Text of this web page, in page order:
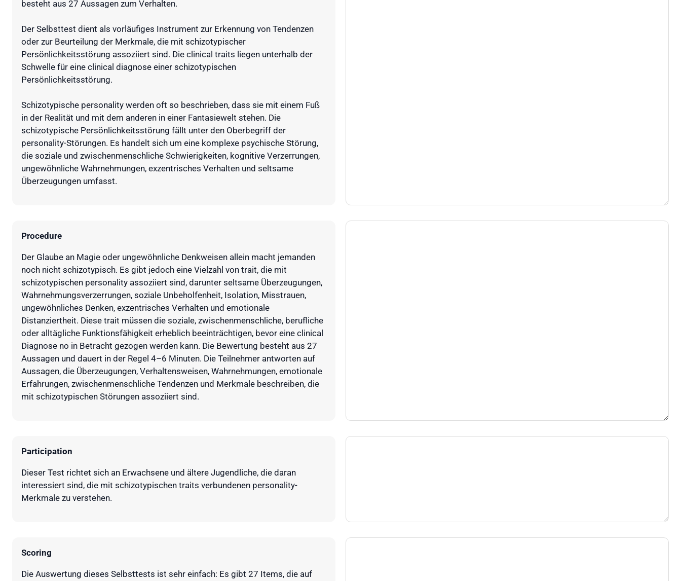
besteht aus 27 Aussagen zum Verhalten.
Der Selbsttest dient als vorläufiges Instrument zur Erkennung von Tendenzen
oder zur Beurteilung der Merkmale, die mit schizotypischer
Persönlichkeitsstörung assoziiert sind. Die clinical traits liegen unterhalb der
Schwelle für eine clinical diagnose einer schizotypischen
Persönlichkeitsstörung.
Schizotypische personality werden oft so beschrieben, dass sie mit einem Fuß
in der Realität und mit dem anderen in einer Fantasiewelt stehen. Die
schizotypische Persönlichkeitsstörung fällt unter den Oberbegriff der
personality-Störungen. Es handelt sich um eine komplexe psychische Störung,
die soziale und zwischenmenschliche Schwierigkeiten, kognitive Verzerrungen,
ungewöhnliche Wahrnehmungen, exzentrisches Verhalten und seltsame
Überzeugungen umfasst.
Procedure
Der Glaube an Magie oder ungewöhnliche Denkweisen allein macht jemanden
noch nicht schizotypisch. Es gibt jedoch eine Vielzahl von trait, die mit
schizotypischen personality assoziiert sind, darunter seltsame Überzeugungen,
Wahrnehmungsverzerrungen, soziale Unbeholfenheit, Isolation, Misstrauen,
ungewöhnliches Denken, exzentrisches Verhalten und emotionale
Distanziertheit. Diese trait müssen die soziale, zwischenmenschliche, berufliche
oder alltägliche Funktionsfähigkeit erheblich beeinträchtigen, bevor eine clinical
Diagnose no in Betracht gezogen werden kann. Die Bewertung besteht aus 27
Aussagen und dauert in der Regel 4–6 Minuten. Die Teilnehmer antworten auf
Aussagen, die Überzeugungen, Verhaltensweisen, Wahrnehmungen, emotionale
Erfahrungen, zwischenmenschliche Tendenzen und Merkmale beschreiben, die
mit schizotypischen Störungen assoziiert sind.
Participation
Dieser Test richtet sich an Erwachsene und ältere Jugendliche, die daran
interessiert sind, die mit schizotypischen traits verbundenen personality-
Merkmale zu verstehen.
Scoring
Die Auswertung dieses Selbsttests ist sehr einfach: Es gibt 27 Items, die auf